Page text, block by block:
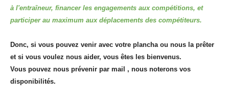
à l'entraîneur, financer les engagements aux compétitions, et
participer au maximum aux déplacements des compétiteurs.
Donc, si vous pouvez venir avec votre plancha ou nous la prêter
et si vous voulez nous aider, vous êtes les bienvenus.
Vous pouvez nous prévenir par mail , nous noterons vos
disponibilités.